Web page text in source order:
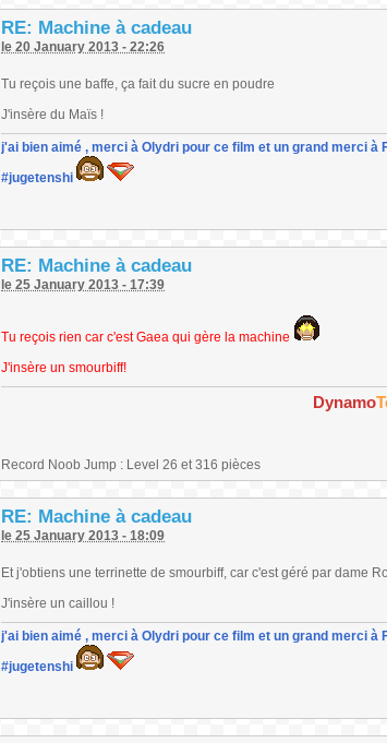
RE: Machine à cadeau
le 20 January 2013 - 22:26
Tu reçois une baffe, ça fait du sucre en poudre
J'insère du Maïs !
j'ai bien aimé , merci à Olydri pour ce film et un grand merci
#jugetenshi
RE: Machine à cadeau
le 25 January 2013 - 17:39
Tu reçois rien car c'est Gaea qui gère la machine
J'insère un smourbiff!
Dynamo
Record Noob Jump : Level 26 et 316 pièces
RE: Machine à cadeau
le 25 January 2013 - 18:09
Et j'obtiens une terrinette de smourbiff, car c'est géré par dame
J'insère un caillou !
j'ai bien aimé , merci à Olydri pour ce film et un grand merci
#jugetenshi